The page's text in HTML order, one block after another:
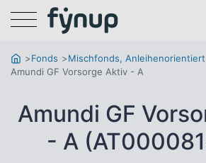
Menu
Fonds Mischfonds, Anleihenorientiert
Amundi GF Vorsorge Aktiv - A
Amundi GF
- A